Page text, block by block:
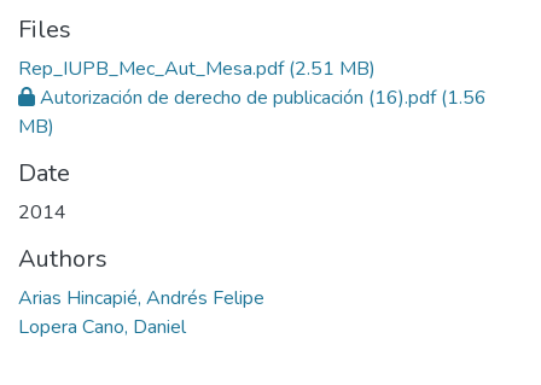
Files
Rep_IUPB_Mec_Aut_Mesa.pdf(2.51 MB)
Autorización de derecho de publicación (16).pdf(1.56
MB)
Date
2014
Authors
Arias Hincapié, Andrés Felipe
Lopera Cano, Daniel